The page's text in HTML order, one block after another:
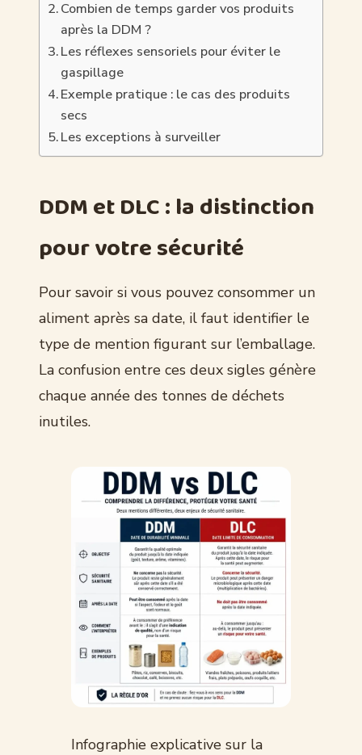
Combien de temps garder vos produits
après la DDM ?
Les réflexes sensoriels pour éviter le
gaspillage
Exemple pratique : le cas des produits
secs
Les exceptions à surveiller
DDM et DLC : la distinction
pour votre sécurité
Pour savoir si vous pouvez consommer un
aliment après sa date, il faut identifier le
type de mention figurant sur l’emballage.
La confusion entre ces deux sigles génère
chaque année des tonnes de déchets
inutiles.
Infographie explicative sur la